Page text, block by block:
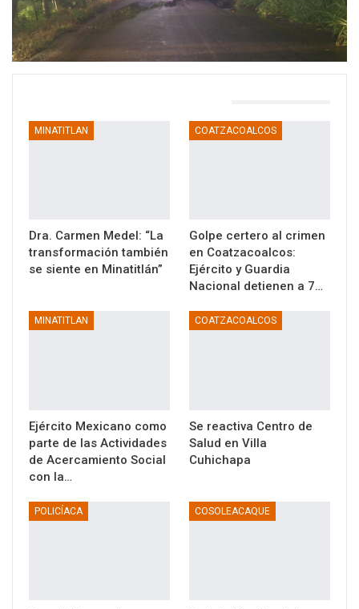
MINATITLAN
Dra. Carmen Medel: “La
transformación también
se siente en Minatitlán”
COATZACOALCOS
Golpe certero al crimen
en Coatzacoalcos:
Ejército y Guardia
Nacional detienen a 7…
MINATITLAN
Ejército Mexicano como
parte de las Actividades
de Acercamiento Social
con la…
COATZACOALCOS
Se reactiva Centro de
Salud en Villa
Cuhichapa
POLICÍACA COSOLEACAQUE